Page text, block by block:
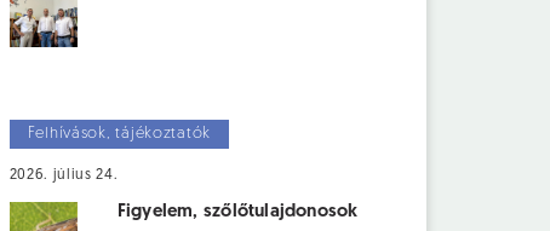
Felhívások, tájékoztatók
2026. július 24.
Figyelem, szőlőtulajdonosok